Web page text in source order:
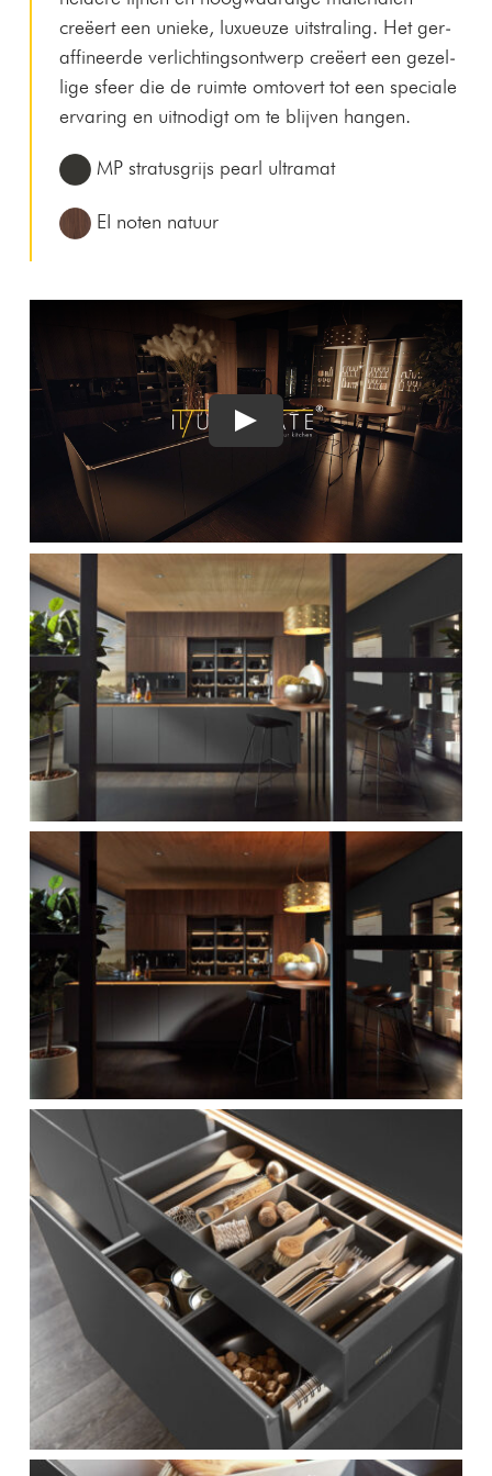
creëert een unieke, lux­ueuze uit­stral­ing. Het ger­
af­fi­neerde ver­licht­ing­son­twerp creëert een gezel­
lige sfeer die de ruimte omtovert tot een spe­ciale
ervar­ing en uitn­odigt om te bli­jven hangen.
MP stra­tus­gri­js pearl ultramat
EI noten natuur